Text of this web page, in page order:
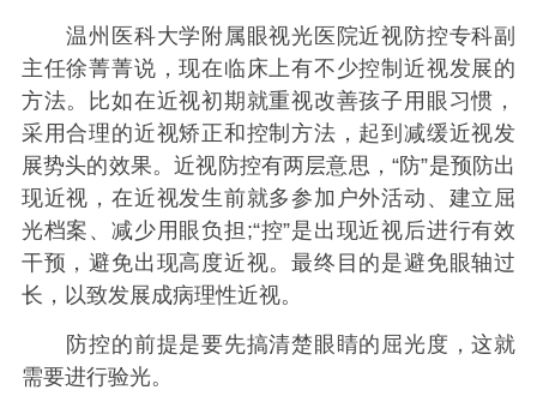
温州医科大学附属眼视光医院近视防控专科副
主任徐菁菁说，现在临床上有不少控制近视发展的
方法。比如在近视初期就重视改善孩子用眼习惯，
采用合理的近视矫正和控制方法，起到减缓近视发
展势头的效果。近视防控有两层意思，“防”是预防出
现近视，在近视发生前就多参加户外活动、建立屈
光档案、减少用眼负担;“控”是出现近视后进行有效
干预，避免出现高度近视。最终目的是避免眼轴过
长，以致发展成病理性近视。
防控的前提是要先搞清楚眼睛的屈光度，这就
需要进行验光。